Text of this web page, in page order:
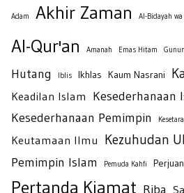
Adam Akhir Zaman Al-Bidayah
Al-Qur'an Amanah Emas Hitam
Hutang Iblis Ikhlas Kaum Nasrani
Keadilan Islam Kesederhanaan
Kesederhanaan Pemimpin
Keutamaan Ilmu Kezuhudan
Pemimpin Islam Pemuda Kahfi
Pertanda Kiamat Riba